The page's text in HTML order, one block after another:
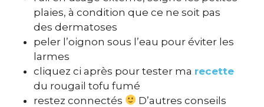
plaies, à condition que ce ne soit pas
des dermatoses
peler l’oignon sous l’eau pour éviter les
larmes
cliquez ci après pour tester ma recette
du rougail tofu fumé
restez connectés
D’autres conseils